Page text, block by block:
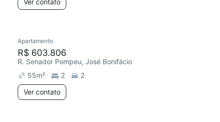
Ver contato
Apartamento
R$ 603.806
R. Senador Pompeu, José Bonifácio
55m² 2
2
Ver contato